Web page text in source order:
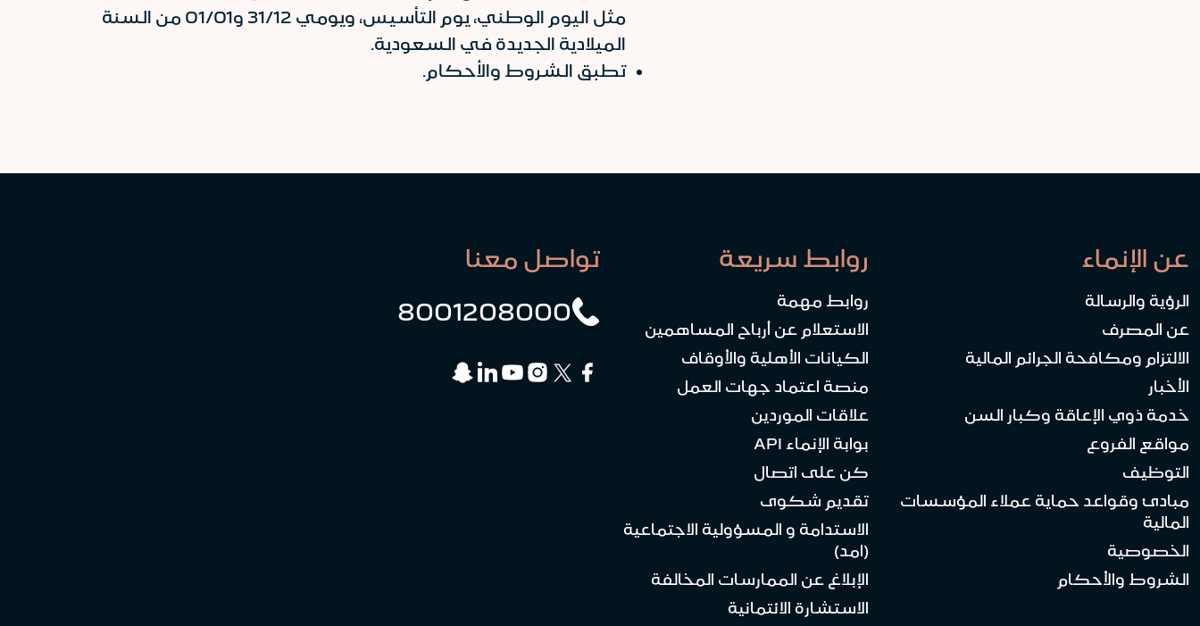
مثل اليوم الوطني، يوم التأسيس، ويومي 31/12 و01/01 من السنة
الميلادية الجديدة في السعودية.
تطبق الشروط والأحكام.
عن الإنماء
الرؤية والرسالة
عن المصرف
الالتزام ومكافحة الجرائم المالية
الأخبار
خدمة ذوي الإعاقة وكبار السن
مواقع الفروع
التوظيف
مبادئ وقواعد حماية عملاء المؤسسات
المالية
الخصوصية
الشروط والأحكام
روابط سريعة
روابط مهمة
الاستعلام عن أرباح المساهمين
الكيانات الأهلية والأوقاف
منصة اعتماد جهات العمل
علاقات الموردين
بوابة الإنماء API
كن على اتصال
تقديم شكوى
الاستدامة و المسؤولية الاجتماعية
(امد)
الإبلاغ عن الممارسات المخالفة
الاستشارة الائتمانية
تواصل معنا
8001208000